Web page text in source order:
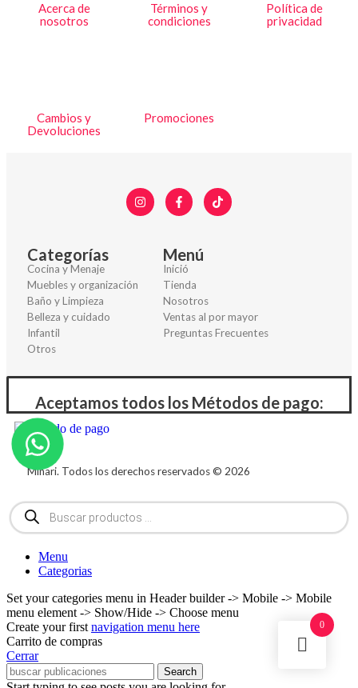
Acerca de
nosotros
Términos y
condiciones
Política de
privacidad
Cambios y
Devoluciones
Promociones
Categorías
Cocina y Menaje
Muebles y organización
Baño y Limpieza
Belleza y cuidado
Infantil
Otros
Menú
Inició
Tienda
Nosotros
Ventas al por mayor
Preguntas Frecuentes
Aceptamos todos los Métodos de pago:
Minari. Todos los derechos reservados © 2026
Menu
Categorias
Set your categories menu in Header builder -> Mobile -> Mobile
menu element -> Show/Hide -> Choose menu
Create your first navigation menu here
Carrito de compras
Cerrar
Search
0